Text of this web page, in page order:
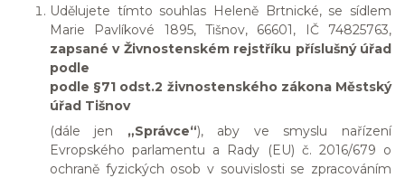
Udělujete tímto souhlas Heleně Brtnické, se sídlem
Marie Pavlíkové 1895, Tišnov, 66601, IČ 74825763,
zapsané v Živnostenském rejstříku příslušný úřad
podle
podle §71 odst.2 živnostenského zákona Městský
úřad Tišnov
(dále jen „Správce“), aby ve smyslu nařízení
Evropského parlamentu a Rady (EU) č. 2016/679 o
ochraně fyzických osob v souvislosti se zpracováním